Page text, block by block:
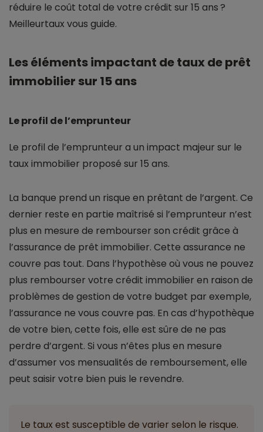
réduire le coût total de votre crédit sur 15 ans ?
Meilleurtaux vous guide.
Les éléments impactant de taux de prêt
immobilier sur 15 ans
Le profil de l’emprunteur
Le profil de l’emprunteur a un impact majeur sur le
taux immobilier proposé sur 15 ans.
La banque prend un risque en prêtant de l’argent. Ce
dernier reste en partie maîtrisé si l’emprunteur n’est
plus en mesure de rembourser son crédit grâce à
l’assurance de prêt immobilier. Cette assurance ne
couvre pas tout. Dans l’hypothèse où vous ne pouvez
plus rembourser votre crédit immobilier en raison de
problèmes de gestion de votre budget par exemple,
l’assurance ne vous couvre pas. En cas d’hypothèque
de votre bien, cette fois, elle est sûre de ne pas
perdre d’argent. Si vous n’êtes plus en mesure
d’assumer vos mensualités de remboursement, elle
peut saisir votre bien puis le revendre.
Le taux est susceptible de varier selon le risque.